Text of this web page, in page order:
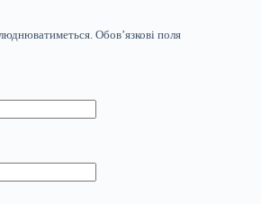
Обов’язкові поля